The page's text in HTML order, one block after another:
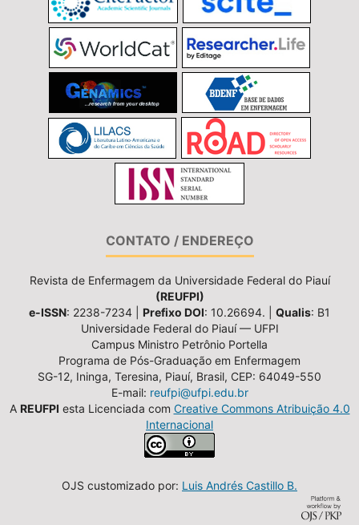
CONTATO / ENDEREÇO
Revista de Enfermagem da Universidade Federal do Piauí
(REUFPI)
e-ISSN: 2238-7234 | Prefixo DOI: 10.26694. | Qualis: B1
Universidade Federal do Piauí — UFPI
Campus Ministro Petrônio Portella
Programa de Pós-Graduação em Enfermagem
SG-12, Ininga, Teresina, Piauí, Brasil, CEP: 64049-550
E-mail: reufpi@ufpi.edu.br
A REUFPI esta Licenciada com Creative Commons Atribuição 4.0
Internacional
OJS customizado por: Luis Andrés Castillo B.